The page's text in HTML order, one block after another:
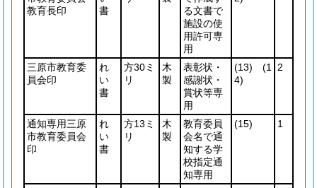
教育長印
書
る文書で
施設の使
用許可専
用
三原市教育委
員会印
れ
い
書
方30ミ
リ
木
製
表彰状・
感謝状・
賞状等専
用
(13)
(1
4)
2
通知専用三原
市教育委員会
印
れ
い
書
方13ミ
リ
木
製
教育委員
会名で通
知する学
校指定通
知専用
(15) 1